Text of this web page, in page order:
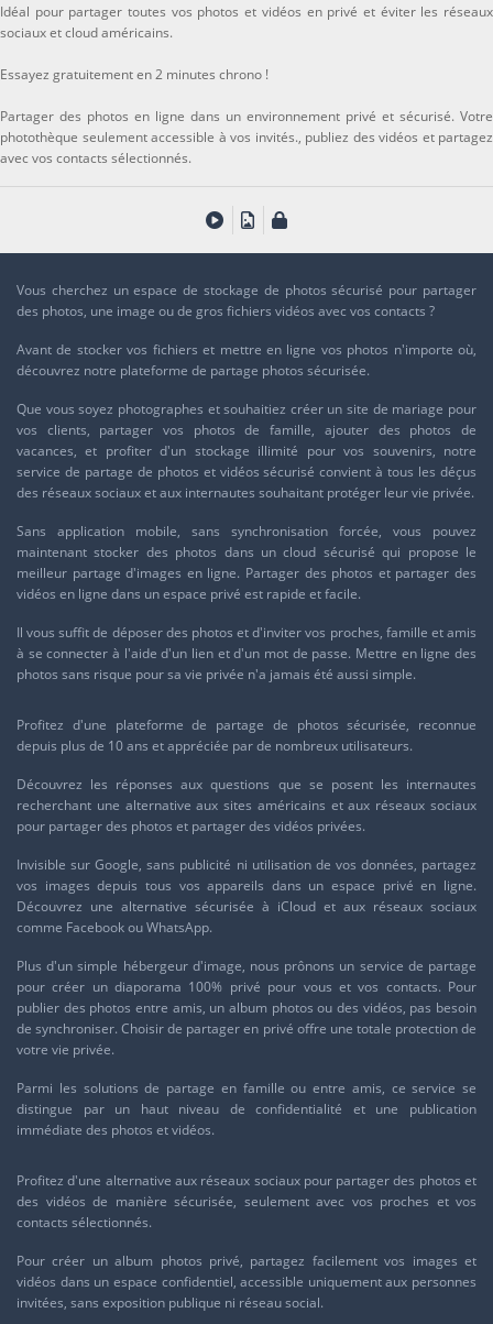
Idéal pour partager toutes vos photos et vidéos en privé et éviter les réseaux
sociaux et cloud américains.
Essayez gratuitement en 2 minutes chrono !
Partager des photos en ligne dans un environnement privé et sécurisé. Votre
photothèque seulement accessible à vos invités., publiez des vidéos et partagez
avec vos contacts sélectionnés.
Vous cherchez un espace de stockage de photos sécurisé pour partager
des photos, une image ou de gros fichiers vidéos avec vos contacts ?
Avant de stocker vos fichiers et mettre en ligne vos photos n'importe où,
découvrez notre plateforme de partage photos sécurisée.
Que vous soyez photographes et souhaitiez créer un site de mariage pour
vos clients, partager vos photos de famille, ajouter des photos de
vacances, et profiter d'un stockage illimité pour vos souvenirs, notre
service de partage de photos et vidéos sécurisé convient à tous les déçus
des réseaux sociaux et aux internautes souhaitant protéger leur vie privée.
Sans application mobile, sans synchronisation forcée, vous pouvez
maintenant stocker des photos dans un cloud sécurisé qui propose le
meilleur partage d'images en ligne. Partager des photos et partager des
vidéos en ligne dans un espace privé est rapide et facile.
Il vous suffit de déposer des photos et d'inviter vos proches, famille et amis
à se connecter à l'aide d'un lien et d'un mot de passe. Mettre en ligne des
photos sans risque pour sa vie privée n'a jamais été aussi simple.
Profitez d'une plateforme de partage de photos sécurisée, reconnue
depuis plus de 10 ans et appréciée par de nombreux utilisateurs.
Découvrez les réponses aux questions que se posent les internautes
recherchant une alternative aux sites américains et aux réseaux sociaux
pour partager des photos et partager des vidéos privées.
Invisible surGoogle, sans publicité ni utilisation de vos données, partagez
vos images depuis tous vos appareils dans un espace privé en ligne.
Découvrez une alternative sécurisée à iCloud et aux réseaux sociaux
comme FacebookouWhatsApp.
Plus d'un simple hébergeur d'image, nous prônons un service de partage
pour créer un diaporama 100% privé pour vous et vos contacts. Pour
publier des photos entre amis, un album photos ou des vidéos, pas besoin
de synchroniser. Choisir de partager en privé offre une totale protection de
votre vie privée.
Parmi les solutions de partage en famille ou entre amis, ce service se
distingue par un haut niveau de confidentialité et une publication
immédiate des photos et vidéos.
Profitez d'une alternative aux réseaux sociauxpour partager des photos et
des vidéos de manière sécurisée, seulement avec vos proches et vos
contacts sélectionnés.
Pourcréer un album photos privé, partagez facilement vos images et
vidéos dans un espace confidentiel, accessible uniquement aux personnes
invitées, sans exposition publique ni réseau social.